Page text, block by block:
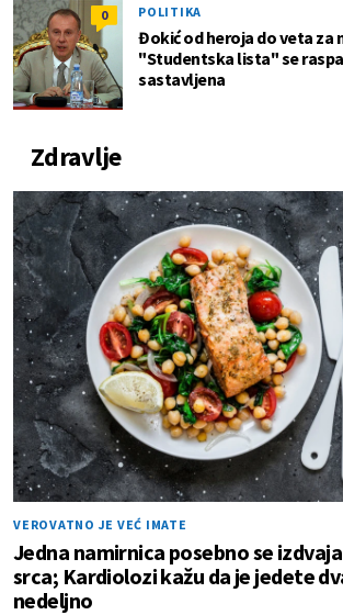
0 POLITIKA
Đokić od heroja do veta za
"Studentska lista" se
sastavljena
Zdravlje
VEROVATNO JE VEĆ IMATE
Jedna namirnica posebno se
srca; Kardiolozi kažu da je jedete
nedeljno